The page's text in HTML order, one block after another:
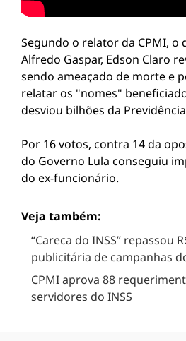
Segundo o relator da CPMI, o
Alfredo Gaspar, Edson Claro
sendo ameaçado de morte e
relatar os "nomes"
desviou bilhões da
Por 16 votos, contra 14 da
do Governo Lula conseguiu
do ex-funcionário.
Veja também:
“Careca do INSS” repassou
publicitária de campanhas
CPMI aprova 88
servidores do INSS